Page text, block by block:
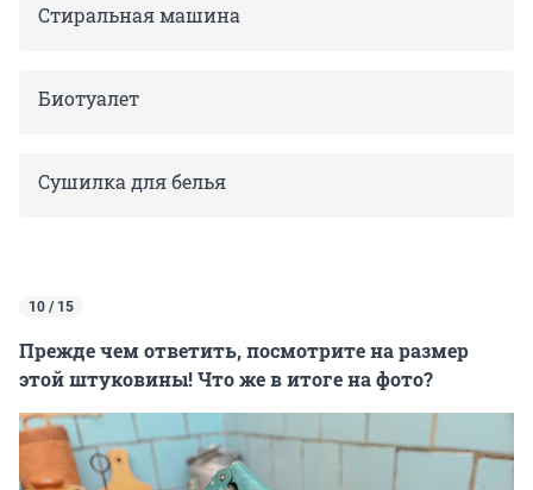
Стиральная машина
Биотуалет
Сушилка для белья
10 / 15
Прежде чем ответить, посмотрите на размер
этой штуковины! Что же в итоге на фото?